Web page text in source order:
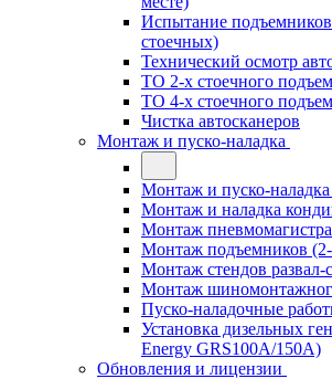
Испытание
стоечных)
Технический осмотр
ТО 2-х стоечного
ТО 4-х стоечного
Чистка автосканеров
Монтаж и пуско-наладка
Монтаж и пуско-наладка
Монтаж и наладка
Монтаж
Монтаж подъемников
Монтаж стендов развал-
Монтаж
Пуско-наладочные
Установка дизельных
Energy GRS100A/150A)
Обновления и лицензии